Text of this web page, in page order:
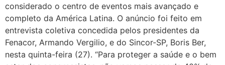
considerado o centro de eventos mais avançado e
completo da América Latina. O anúncio foi feito em
entrevista coletiva concedida pelos presidentes da
Fenacor, Armando Vergilio, e do Sincor-SP, Boris Ber,
nesta quinta-feira (27). “Para proteger a saúde e o bem